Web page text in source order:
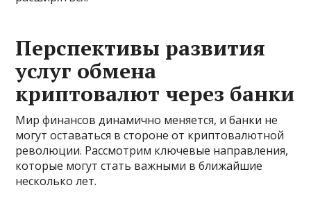
Перспективы развития
услуг обмена
криптовалют через банки
Мир финансов динамично меняется, и банки не
могут оставаться в стороне от криптовалютной
революции. Рассмотрим ключевые направления,
которые могут стать важными в ближайшие
несколько лет.